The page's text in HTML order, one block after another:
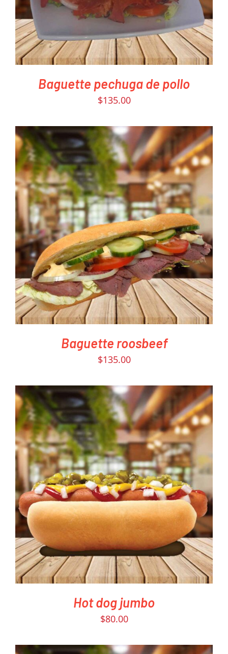
Baguette pechuga de pollo
$135.00
PEDIR AHORA
/
DETAILS
Baguette roosbeef
$135.00
PEDIR AHORA
/
DETAILS
Hot dog jumbo
$80.00